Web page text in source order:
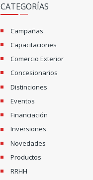
CATEGORÍAS
Campañas
Capacitaciones
Comercio Exterior
Concesionarios
Distinciones
Eventos
Financiación
Inversiones
Novedades
Productos
RRHH